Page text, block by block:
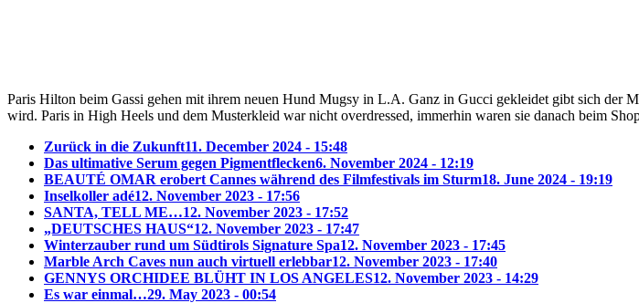
Paris Hilton beim Gassi gehen mit ihrem neuen Hund Mugsy in L.A. Ganz in Gucci gekleidet gibt sich der
wird. Paris in High Heels und dem Musterkleid war nicht overdressed, immerhin waren sie danach beim
Zurück in die Zukunft11. December 2024 - 15:48
Das ultimative Serum gegen Pigmentflecken6. November 2024 - 12:19
BEAUTÉ OMAR erobert Cannes während des Filmfestivals im Sturm18. June 2024 - 19:19
Inselkoller adé12. November 2023 - 17:56
SANTA, TELL ME…12. November 2023 - 17:52
„DEUTSCHES HAUS“12. November 2023 - 17:47
Winterzauber rund um Südtirols Signature Spa12. November 2023 - 17:45
Marble Arch Caves nun auch virtuell erlebbar12. November 2023 - 17:40
GENNYS ORCHIDEE BLÜHT IN LOS ANGELES12. November 2023 - 14:29
Es war einmal…29. May 2023 - 00:54